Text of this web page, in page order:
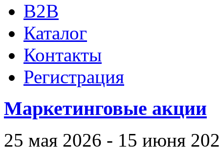
B2B
Каталог
Контакты
Регистрация
Маркетинговые акции
25 мая 2026 - 15 июня